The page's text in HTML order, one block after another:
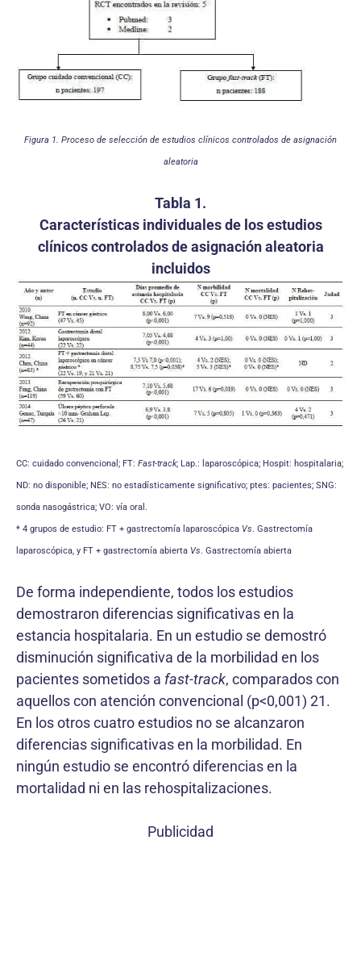
Figura 1. Proceso de selección de estudios clínicos controlados de asignación
aleatoria
Tabla 1.
Características individuales de los estudios
clínicos controlados de asignación aleatoria
incluidos
CC: cuidado convencional; FT: Fast-track; Lap.: laparoscópica; Hospit: hospitalaria;
ND: no disponible; NES: no estadísticamente significativo; ptes: pacientes; SNG:
sonda nasogástrica; VO: vía oral.
* 4 grupos de estudio: FT + gastrectomía laparoscópica Vs. Gastrectomía
laparoscópica, y FT + gastrectomía abierta Vs. Gastrectomía abierta
De forma independiente, todos los estudios
demostra­ron diferencias significativas en la
estancia hospitalaria. En un estudio se demostró
disminución significativa de la morbilidad en los
pacientes sometidos a fast-track, comparados con
aquellos con atención convencional (p<0,001) 21.
En los otros cuatro estudios no se alcanzaron
diferencias significativas en la morbilidad. En
ningún estudio se encontró diferencias en la
mortalidad ni en las rehospitalizaciones.
Publicidad